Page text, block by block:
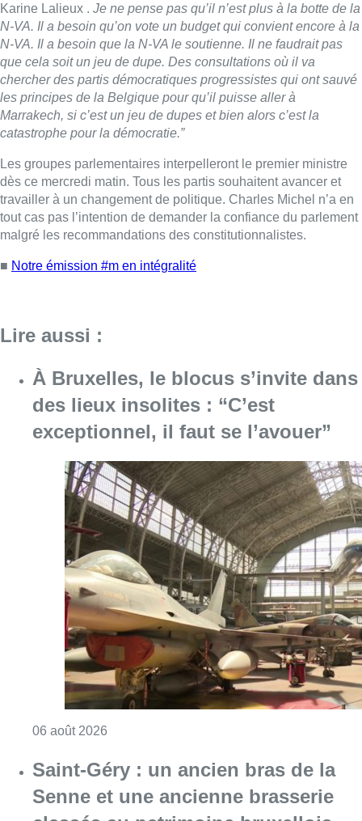
Karine Lalieux . Je ne pense pas qu’il n’est plus à la botte de la
N-VA. Il a besoin qu’on vote un budget qui convient encore à la
N-VA. Il a besoin que la N-VA le soutienne. Il ne faudrait pas
que cela soit un jeu de dupe. Des consultations où il va
chercher des partis démocratiques progressistes qui ont sauvé
les principes de la Belgique pour qu’il puisse aller à
Marrakech, si c’est un jeu de dupes et bien alors c’est la
catastrophe pour la démocratie.”
Les groupes parlementaires interpelleront le premier ministre
dès ce mercredi matin. Tous les partis souhaitent avancer et
travailler à un changement de politique. Charles Michel n’a en
tout cas pas l’intention de demander la confiance du parlement
malgré les recommandations des constitutionnalistes.
■ Notre émission #m en intégralité
Lire aussi :
À Bruxelles, le blocus s’invite dans
des lieux insolites : “C’est
exceptionnel, il faut se l’avouer”
06 août 2026
Saint-Géry : un ancien bras de la
Senne et une ancienne brasserie